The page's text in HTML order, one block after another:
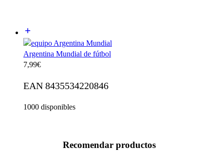
Argentina Mundial de fútbol
7,99€
EAN 8435534220846
1000 disponibles
Recomendar productos